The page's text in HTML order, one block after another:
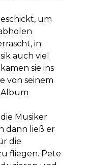
um
in
auch viel
sie ins
von seinem
Musiker
dann ließ er
die
fliegen. Pete